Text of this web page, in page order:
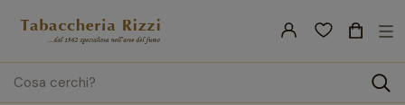
search
☰